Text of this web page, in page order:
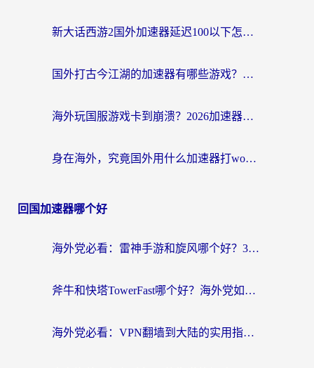
新大话西游2国外加速器延迟100以下怎么办？海外党实测有效的低延迟指南
国外打古今江湖的加速器有哪些游戏？一个海外玩家的终极选择指南
海外玩国服游戏卡到崩溃？2026加速器免费推荐+实用指南（亲测有效）
身在海外，究竟国外用什么加速器打wow好？
回国加速器哪个好
海外党必看：雷神手游和旋风哪个好？3分钟选对回国加速器，无缝刷国内剧玩游戏
斧牛和快塔TowerFast哪个好？海外党如何选对回国加速器
海外党必看：VPN翻墙到大陆的实用指南——从看CCTV5到选加速器，一篇全搞定